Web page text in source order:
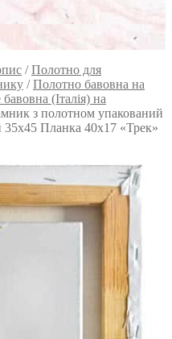
/Полотно для
/Полотно бавовна на
(Італія) на
з полотном упакований
35х45 Планка 40х17 «Трек»